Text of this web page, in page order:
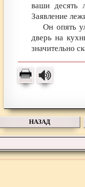
ваши десять
Заявление
Он опять
дверь на
значительно
НАЗАД